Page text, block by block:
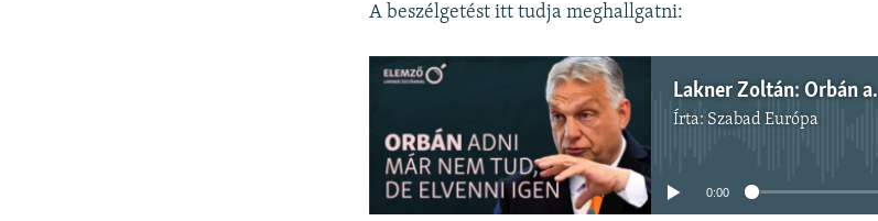
A beszélgetést itt tudja meghallgatni:
Lakner Zoltán: Orbán adni már nem, de elvenni még tud
Írta: Szabad Európa
Jelenleg nincs elérhető tartalom
0:00